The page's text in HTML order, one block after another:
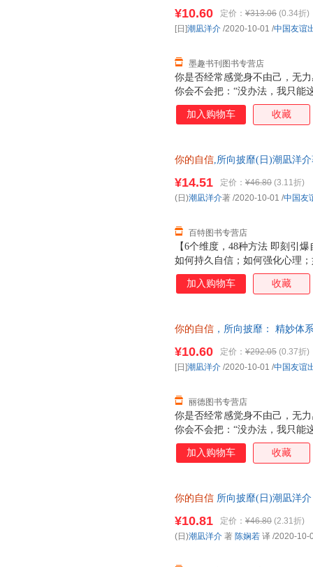
一套，电子发票！
你是否经常感觉身不由己，无
你会不会把：“没办法，我只能
信！ 自信不是与生俱来的，更
得。 本书就为你提供了48个无
你告别软弱退缩的人生，成就
¥10.60 定价： ¥313.06 (0.34折)
墨趣书刊图书专营店
[日]潮凪洋介 /2020-10-01 /中国友谊
加入购物车 收藏
你的自信,所向披靡(日)潮凪洋介
【6个维度，48种方法 即刻引
如何持久自信；如何强化心理
刻意成长；如何即刻行动。 48
从“频繁的不安定期”获取自信
放下书马上实践】 本书举出生
读，并有所收获。励志的“燃”
者“放下书就去实践” 【令日本
¥14.51 定价： ¥46.80 (3.11折)
百特图书专营店
(日)潮凪洋介著 /2020-10-01 /中国友
加入购物车 收藏
你的自信 ，所向披靡： 精妙体
一套，电子发票！
你是否经常感觉身不由己，无
你会不会把：“没办法，我只能
信！ 自信不是与生俱来的，更
得。 本书就为你提供了48个无
你告别软弱退缩的人生，成就
¥10.60 定价： ¥292.05 (0.37折)
丽德图书专营店
[日]潮凪洋介 /2020-10-01 /中国友谊
加入购物车 收藏
你的自信 所向披靡(日)潮凪洋
购
¥10.81 定价： ¥46.80 (2.31折)
(日)潮凪洋介 著 陈娴若 译 /2020-10-